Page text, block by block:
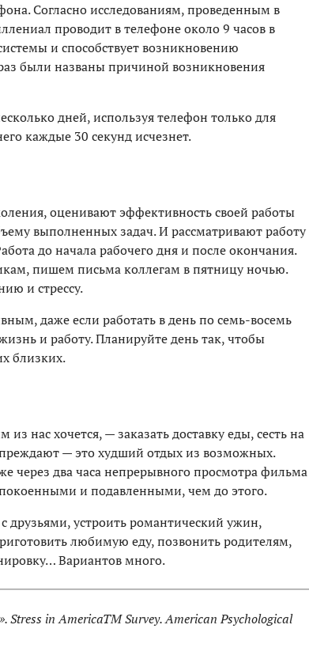
Согласно исследованиям, проведенным в
проводит в телефоне около 9 часов в
и способствует возникновению
были названы причиной возникновения
дней, используя телефон только для
каждые 30 секунд исчезнет.
оценивают эффективность своей работы
выполненных задач. И рассматривают работу
до начала рабочего дня и после окончания.
пишем письма коллегам в пятницу ночью.
и стрессу.
даже если работать в день по семь-восемь
и работу. Планируйте день так, чтобы
близких.
нас хочется, — заказать доставку еды, сесть на
— это худший отдых из возможных.
через два часа непрерывного просмотра фильма
и подавленными, чем до этого.
друзьями, устроить романтический ужин,
любимую еду, позвонить родителям,
Вариантов много.
in AmericaTM Survey. American Psychological